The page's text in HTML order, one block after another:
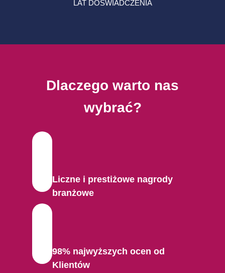
LAT DOŚWIADCZENIA
Dlaczego warto nas
wybrać?
Liczne i prestiżowe nagrody
branżowe
98% najwyższych ocen od
Klientów